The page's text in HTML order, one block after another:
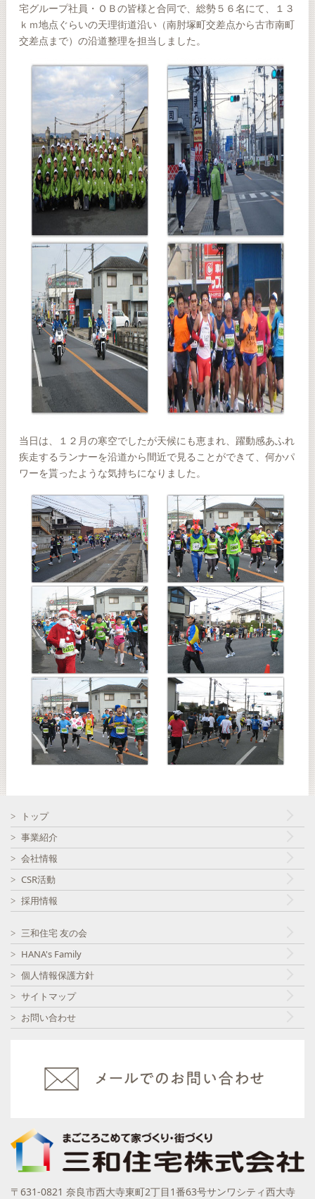
宅グループ社員・ＯＢの皆様と合同で、総勢５６名にて、１３
ｋｍ地点ぐらいの天理街道沿い（南肘塚町交差点から古市南町
交差点まで）の沿道整理を担当しました。
当日は、１２月の寒空でしたが天候にも恵まれ、躍動感あふれ
疾走するランナーを沿道から間近で見ることができて、何かパ
ワーを貰ったような気持ちになりました。
トップ
事業紹介
会社情報
CSR活動
採用情報
三和住宅 友の会
HANA's Family
個人情報保護方針
サイトマップ
お問い合わせ
〒631-0821 奈良市西大寺東町2丁目1番63号サンワシティ西大寺